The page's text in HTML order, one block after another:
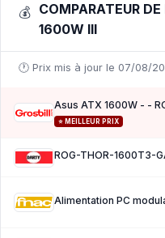
💰 COMPARATEUR
1600W III
🕐 Prix mis à jour le 07/08/
⭐ MEILLEUR PRIX
ROG-THOR-1600T3-